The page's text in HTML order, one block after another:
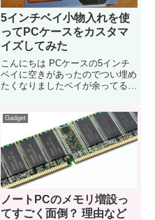
5インチベイ小物入れを使
ってPCケースをカスタマ
イズしてみた
こんにちは PCケースの5インチ
ベイに空きがあったのでつい埋め
たくなりましたベイが余ってる人
Gadget
ノートPCのメモリ増設っ
てすごく面倒？ 理由など